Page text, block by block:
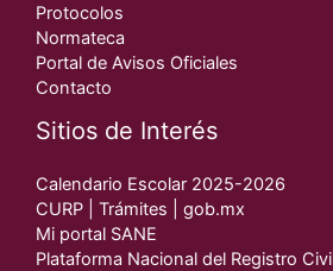
Protocolos
Normateca
Portal de Avisos Oficiales
Contacto
Sitios de Interés
Calendario Escolar 2025-2026
CURP | Trámites | gob.mx
Mi portal SANE
Plataforma Nacional del Registro